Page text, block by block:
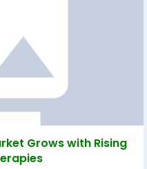
Grows with Rising